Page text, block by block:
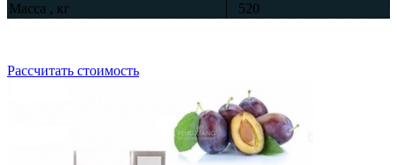
Масса , кг
520
Рассчитать стоимость